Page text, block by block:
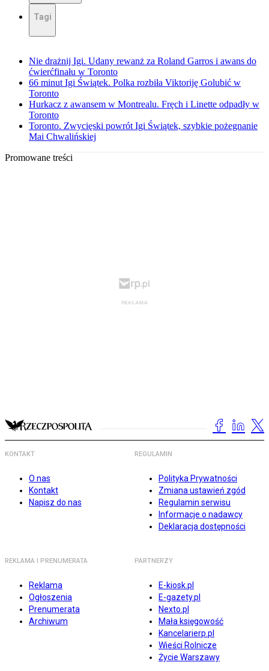
Tagi
Nie drażnij Igi. Udany rewanż za Roland Garros i awans do
ćwierćfinału w Toronto
66 minut Igi Świątek. Polka rozbiła Viktoriję Golubić w
Toronto
Hurkacz z awansem w Montrealu. Fręch i Linette odpadły w
Toronto
Toronto. Zwycięski powrót Igi Świątek, szybkie pożegnanie
Mai Chwalińskiej
Promowane treści
KONTAKT
O nas
Kontakt
Napisz do nas
REGULAMIN
Polityka Prywatności
Zmiana ustawień zgód
Regulamin serwisu
Informacje o nadawcy
Deklaracja dostępności
REKLAMA I PRENUMERATA
Reklama
Ogłoszenia
Prenumerata
Archiwum
PARTNERZY
E-kiosk.pl
E-gazety.pl
Nexto.pl
Mała księgowość
Kancelarierp.pl
Wieści Rolnicze
Życie Warszawy